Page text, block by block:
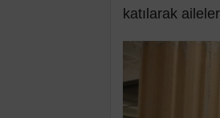
katılarak